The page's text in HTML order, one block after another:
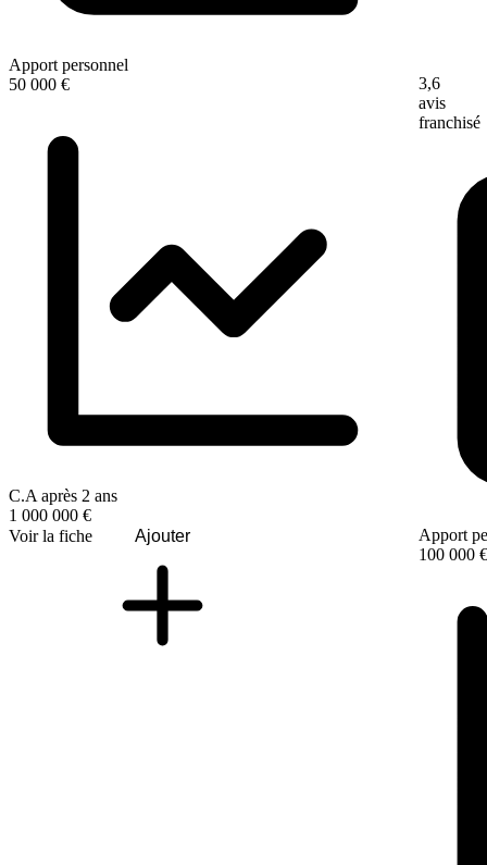
Apport personnel
50 000 €
C.A après 2 ans
1 000 000 €
Voir la fiche
Ajouter
3,6
avis
franchisé
Apport
100 000 €